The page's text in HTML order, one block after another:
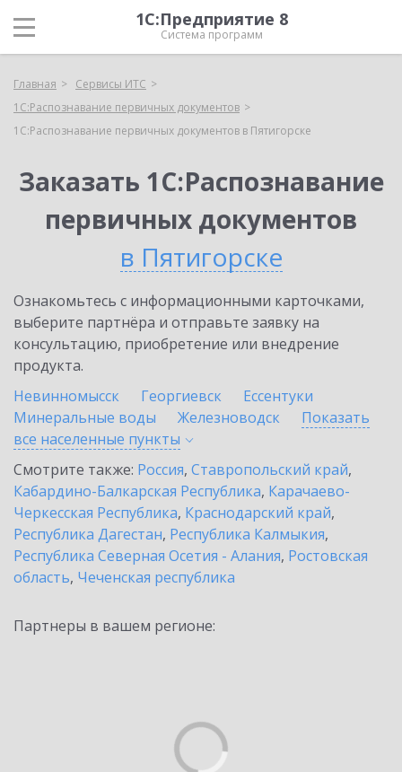
1С:Предприятие 8
Система программ
Главная
Сервисы ИТС
1С:Распознавание первичных документов
1С:Распознавание первичных документов в Пятигорске
Заказать 1С:Распознавание
первичных документов
в Пятигорске
Ознакомьтесь с информационными карточками,
выберите партнёра и отправьте заявку на
консультацию, приобретение или внедрение
продукта.
Невинномысск
Георгиевск
Ессентуки
Минеральные воды
Железноводск
Показать
все населенные пункты
Смотрите также: Россия, Ставропольский край,
Кабардино-Балкарская Республика, Карачаево-
Черкесская Республика, Краснодарский край,
Республика Дагестан, Республика Калмыкия,
Республика Северная Осетия - Алания, Ростовская
область, Чеченская республика
Партнеры в вашем регионе: